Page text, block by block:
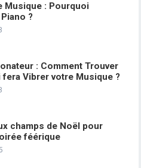
Musique : Pourquoi
?
: Comment Trouver
fera Vibrer votre Musique ?
champs de Noël pour
féérique